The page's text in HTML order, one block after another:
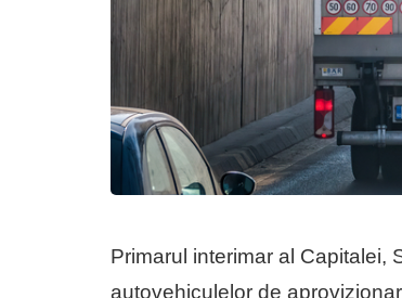
Primarul interimar al Capitalei,
autovehiculelor de